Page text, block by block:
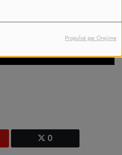
Propulsé par Orejime
0